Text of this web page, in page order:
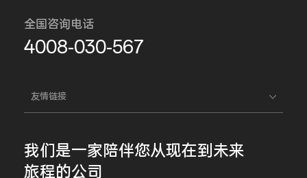
全国咨询电话
4008-030-567
友情链接
我们是一家陪伴您从现在到未来
旅程的公司